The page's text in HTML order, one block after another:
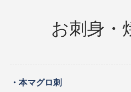
お刺身・
・本マグロ刺